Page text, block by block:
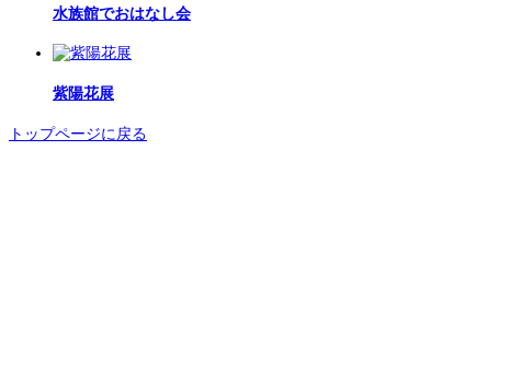
水族館でおはなし会
紫陽花展
トップページに戻る